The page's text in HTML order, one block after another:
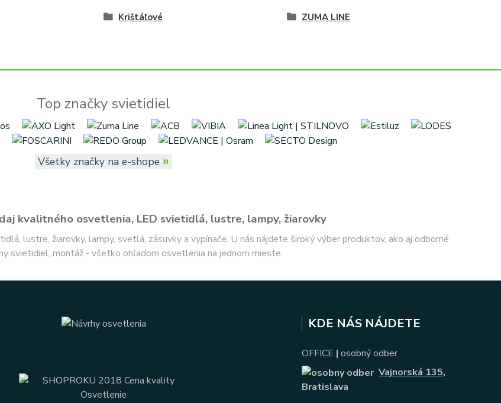
Krištáľové ZUMA LINE
Top značky svietidiel
Všetky značky na e-shope »
kvalitného osvetlenia, LED svietidlá, lustre, lampy, žiarovky
lustre, žiarovky, lampy, svetlá, zásuvky a vypínače. U nás nájdete široký výber produktov, ako aj odborné
svietidiel, montáž - všetko ohľadom osvetlenia na jednom mieste.
KDE NÁS NÁJDETE
OFFICE | osobný odber
Vajnorská 135,
Bratislava